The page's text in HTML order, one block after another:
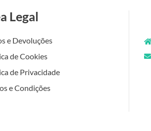
Legal
e Devoluções
de Cookies
de Privacidade
e Condições